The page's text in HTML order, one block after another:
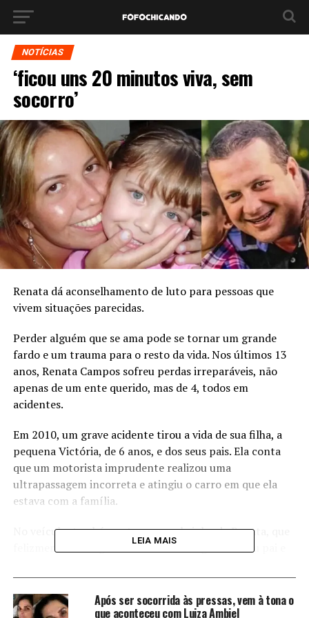
NOTÍCIAS
‘ficou uns 20 minutos viva, sem
socorro’
Renata dá aconselhamento de luto para pessoas que
vivem situações parecidas.
Perder alguém que se ama pode se tornar um grande
fardo e um trauma para o resto da vida. Nos últimos 13
anos, Renata Campos sofreu perdas irreparáveis, não
apenas de um ente querido, mas de 4, todos em
acidentes.
Em 2010, um grave acidente tirou a vida de sua filha, a
pequena Victória, de 6 anos, e dos seus pais. Ela conta
que um motorista imprudente realizou uma
ultrapassagem incorreta e atingiu o carro em que ela
estava com a família.
No veículo, também estava um sobrinho de Renata, que
felizmente conseguiu sobreviver à tragédia: “Meu pai e
filha ainda ficou uns 20 minutos viva, sem socorro. E
meu sobrinho sobreviveu também”, relembra a mulher.
LEIA MAIS
Após ser socorrida às pressas, vem à tona o
que aconteceu com Luiza Ambiel